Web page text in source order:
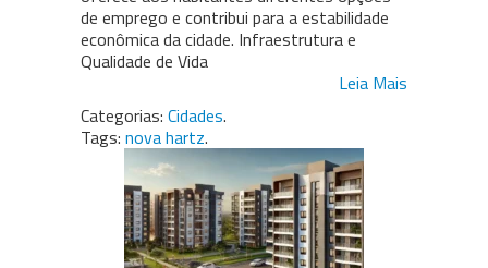
de emprego e contribui para a estabilidade
econômica da cidade. Infraestrutura e
Qualidade de Vida
Leia Mais
Categorias: Cidades.
Tags: nova hartz.